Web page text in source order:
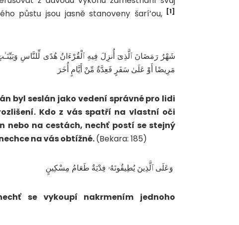
půstu jsou jasně stanoveny šarí’ou,
[1]
شَهْرُ رَمَضَانَ ٱلَّذِىٓ أُنزِلَ فِيهِ ٱلْقُرْءَانُ هُدًى لِّلنَّاسِ
مَرِيضًا أَوْ عَلَىٰ سَفَرٍ فَعِدَّةٌ مِّنْ أَيَّامٍ أُخَرَ
byl seslán jako vedení správné pro lidi
Kdo z vás spatří na vlastní oči
nebo na cestách, nechť postí se stejný
na vás obtížné.(Bekara: 185)
وَعَلَى ٱلَّذِينَ يُطِيقُونَهُۥ فِدْيَةٌ طَعَامُ مِسْكِينٍ
se vykoupí nakrmením jednoho